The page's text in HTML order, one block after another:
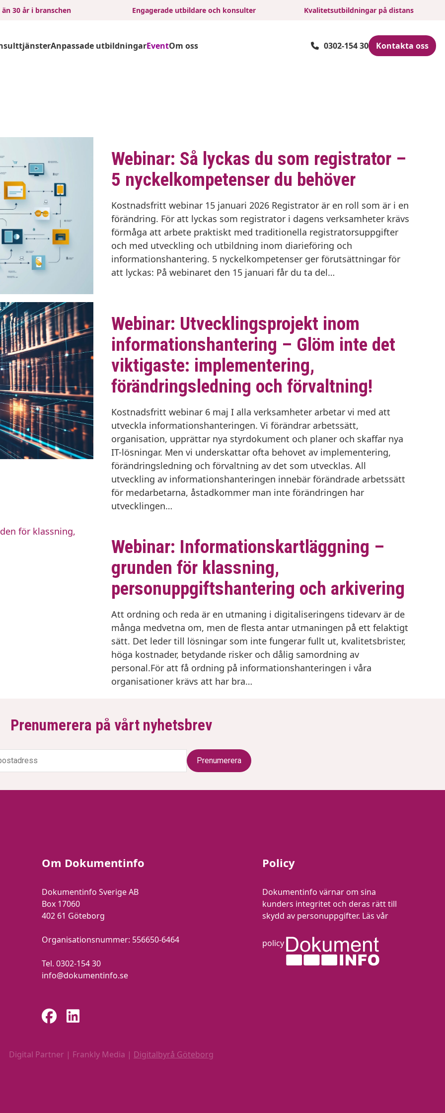
30 år i branschen Engagerade utbildare och konsulter Kvalitetsutbildningar på distans
Anpassade utbildningarEventOm oss 0302-154 30 Kontakta oss
Webinar: Så lyckas du som registrator –
5 nyckelkompetenser du behöver
Kostnadsfritt webinar 15 januari 2026 Registrator är en roll som är i en
förändring. För att lyckas som registrator i dagens verksamheter krävs
förmåga att arbete praktiskt med traditionella registratorsuppgifter
och med utveckling och utbildning inom diarieföring och
informationshantering. 5 nyckelkompetenser ger förutsättningar för
att lyckas: På webinaret den 15 januari får du ta del…
Webinar: Utvecklingsprojekt inom
informationshantering – Glöm inte det
viktigaste: implementering,
förändringsledning och förvaltning!
Kostnadsfritt webinar 6 maj I alla verksamheter arbetar vi med att
utveckla informationshanteringen. Vi förändrar arbetssätt,
organisation, upprättar nya styrdokument och planer och skaffar nya
IT-lösningar. Men vi underskattar ofta behovet av implementering,
förändringsledning och förvaltning av det som utvecklas. All
utveckling av informationshanteringen innebär förändrade arbetssätt
för medarbetarna, åstadkommer man inte förändringen har
utvecklingen…
Webinar: Informationskartläggning –
grunden för klassning,
personuppgiftshantering och arkivering
Att ordning och reda är en utmaning i digitaliseringens tidevarv är de
många medvetna om, men de flesta antar utmaningen på ett felaktigt
sätt. Det leder till lösningar som inte fungerar fullt ut, kvalitetsbrister,
höga kostnader, betydande risker och dålig samordning av
personal.För att få ordning på informationshanteringen i våra
organisationer krävs att har bra…
Prenumerera på vårt nyhetsbrev
Om Dokumentinfo
Dokumentinfo Sverige AB
Box 17060
402 61 Göteborg
Organisationsnummer: 556650-6464
Tel. 0302-154 30
info@dokumentinfo.se
Policy
Dokumentinfo värnar om sina
kunders integritet och deras rätt till
skydd av personuppgifter. Läs vår
policy
Digital Partner | Frankly Media | Digitalbyrå Göteborg